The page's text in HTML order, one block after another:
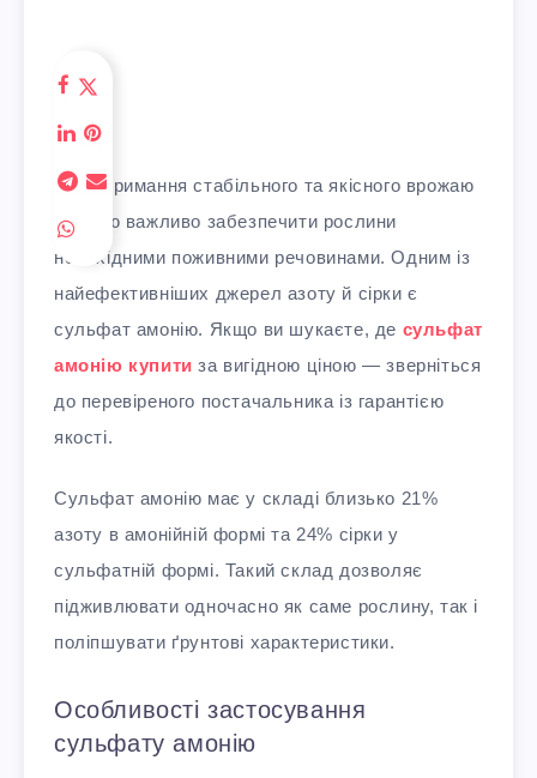
Для отримання стабільного та якісного врожаю
аграрію важливо забезпечити рослини
необхідними поживними речовинами. Одним із
найефективніших джерел азоту й сірки є
сульфат амонію. Якщо ви шукаєте, де сульфат
амонію купити за вигідною ціною — зверніться
до перевіреного постачальника із гарантією
якості.
Сульфат амонію має у складі близько 21%
азоту в амонійній формі та 24% сірки у
сульфатній формі. Такий склад дозволяє
підживлювати одночасно як саме рослину, так і
поліпшувати ґрунтові характеристики.
Особливості застосування
сульфату амонію